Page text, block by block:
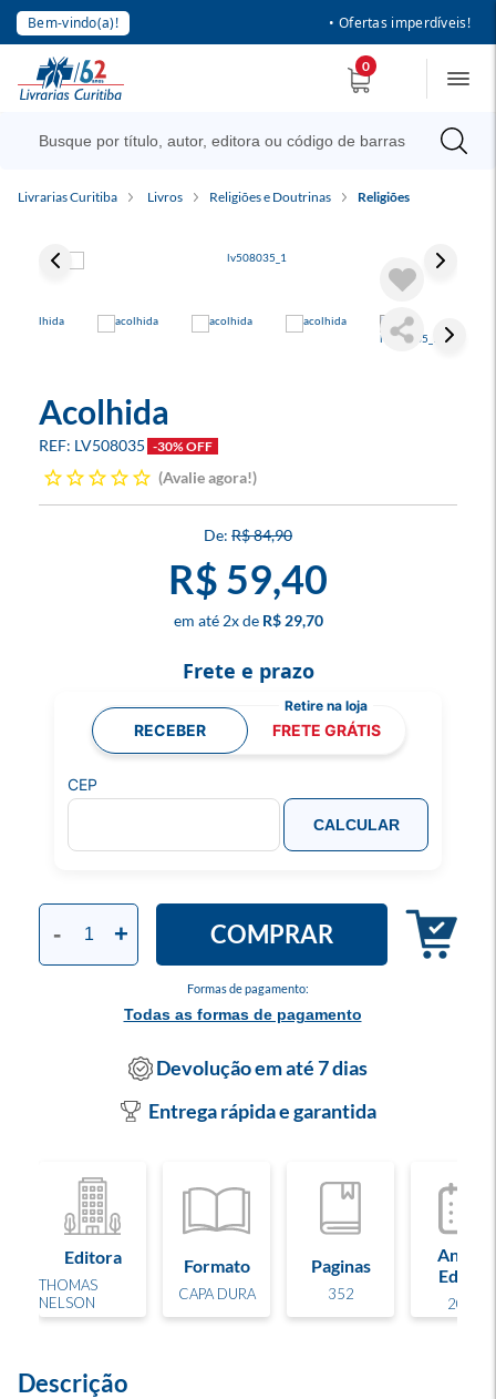
Bem-vindo(a)! • Ofertas imperdíveis!
0
Livrarias Curitiba Livros Religiões e Doutrinas Religiões
Acolhida
LV508035 -30% OFF
Avalie agora!
R$ 84,90
R$ 59,40
2x R$ 29,70
Formas de pagamento:
Todas as formas de pagamento
- + COMPRAR
Frete e prazo
RECEBER FRETE GRÁTIS
CEP
CALCULAR
Devolução em até 7 dias
Entrega rápida e garantida
Editora
THOMAS
NELSON
Formato
CAPA DURA
Paginas
352
Ano de
Edição
2023
Descrição